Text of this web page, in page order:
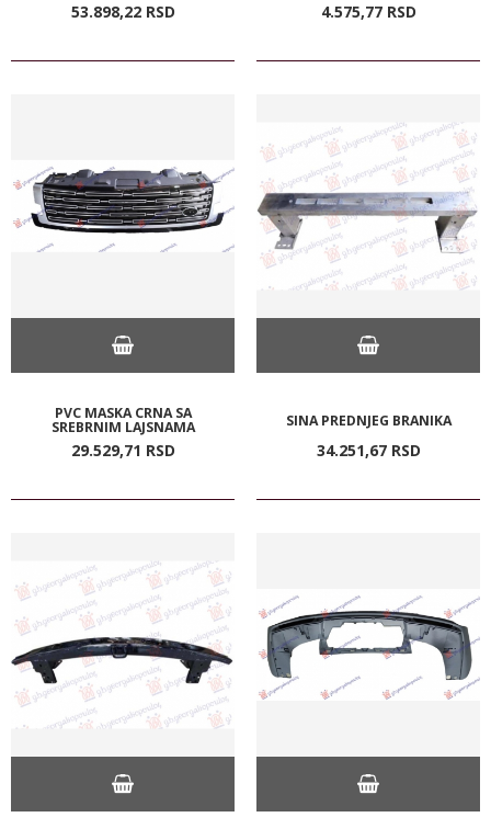
53.898,22 RSD 4.575,77 RSD
PVC MASKA CRNA SA
SREBRNIM LAJSNAMA
29.529,71 RSD
SINA PREDNJEG BRANIKA
34.251,67 RSD